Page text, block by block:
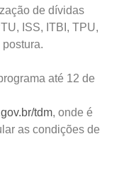
de dívidas
ISS, ITBI, TPU,
até 12 de
tdm, onde é
as condições de